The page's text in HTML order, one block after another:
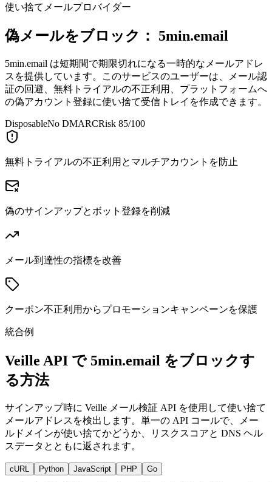
使い捨てメールプロバイダー
偽メールをブロック： 5min.email
5min.email は短期間で期限切れになる一時的なメールアドレ
スを提供しています。このサービスのユーザーは、メール認
証の回避、無料トライアルの不正利用、プラットフォームへ
の偽アカウント登録に使い捨て受信トレイを作成できます。
DisposableNo DMARCRisk 85/100
無料トライアルの不正利用とマルチアカウントを防止
偽のサインアップとボット登録を削減
メール到達性の指標を改善
クーポン不正利用からプロモーションキャンペーンを保護
統合例
Veille API で 5min.email をブロックす
る方法
サインアップ時に Veille メール検証 API を使用して使い捨て
メールアドレスを検出します。単一の API コールで、メー
ルドメインが使い捨てかどうか、リスクスコアと DNS ヘル
スデータとともに返されます。
cURL Python JavaScript PHP Go